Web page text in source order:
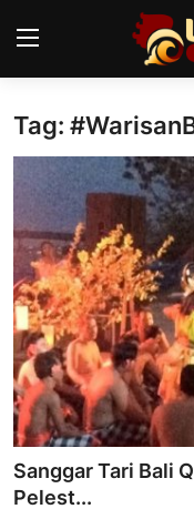
Home
Pura
Desa Adat
Tradisi
Kearifan lokal
Alam Bali
Seni
Kisah
Tag:
Sanggar Tari Bali
Pelest...